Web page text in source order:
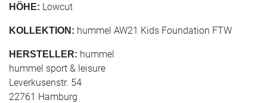
HÖHE: Lowcut
KOLLEKTION: hummel AW21 Kids Foundation FTW
HERSTELLER: hummel
hummel sport & leisure
Leverkusenstr. 54
22761 Hamburg